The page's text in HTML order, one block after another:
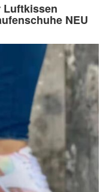
Luftkissen
NEU